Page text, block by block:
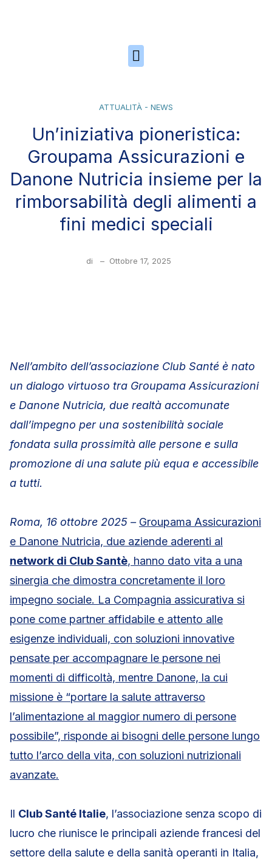
ATTUALITÀ - NEWS
Un’iniziativa pioneristica:
Groupama Assicurazioni e
Danone Nutricia insieme per la
rimborsabilità degli alimenti a
fini medici speciali
di – Ottobre 17, 2025
Nell’ambito dell’associazione Club Santé è nato
un dialogo virtuoso tra Groupama Assicurazioni
e Danone Nutricia, due realtà accomunate
dall’impegno per una sostenibilità sociale
fondata sulla prossimità alle persone e sulla
promozione di una salute più equa e accessibile
a tutti.
Roma, 16 ottobre 2025 – Groupama Assicurazioni
e Danone Nutricia, due aziende aderenti al
network di Club Santè, hanno dato vita a una
sinergia che dimostra concretamente il loro
impegno sociale. La Compagnia assicurativa si
pone come partner affidabile e attento alle
esigenze individuali, con soluzioni innovative
pensate per accompagnare le persone nei
momenti di difficoltà, mentre Danone, la cui
missione è “portare la salute attraverso
l’alimentazione al maggior numero di persone
possibile”, risponde ai bisogni delle persone lungo
tutto l’arco della vita, con soluzioni nutrizionali
avanzate.
Il Club Santé Italie, l’associazione senza scopo di
lucro che riunisce le principali aziende francesi del
settore della salute e della sanità operanti in Italia,